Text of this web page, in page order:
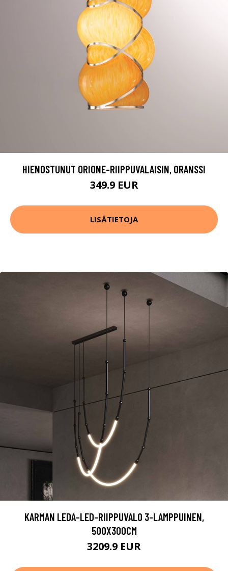
HIENOSTUNUT ORIONE-RIIPPUVALAISIN, ORANSSI
349.9 EUR
LISÄTIETOJA
KARMAN LEDA-LED-RIIPPUVALO 3-LAMPPUINEN,
500X300CM
3209.9 EUR